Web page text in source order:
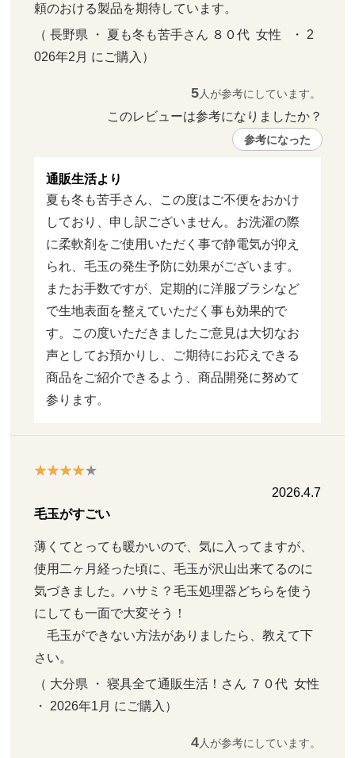
頼のおける製品を期待しています。
（ 長野県 ・ 夏も冬も苦手さん ８０代  女性   ・ 2
026年2月 にご購入）
5人が参考にしています。
このレビューは参考になりましたか？
参考になった
通販生活より
夏も冬も苦手さん、この度はご不便をおかけ
しており、申し訳ございません。お洗濯の際
に柔軟剤をご使用いただく事で静電気が抑え
られ、毛玉の発生予防に効果がございます。
またお手数ですが、定期的に洋服ブラシなど
で生地表面を整えていただく事も効果的で
す。この度いただきましたご意見は大切なお
声としてお預かりし、ご期待にお応えできる
商品をご紹介できるよう、商品開発に努めて
参ります。
2026.4.7
毛玉がすごい
薄くてとっても暖かいので、気に入ってますが、
使用二ヶ月経った頃に、毛玉が沢山出来てるのに
気づきました。ハサミ？毛玉処理器どちらを使う
にしても一面で大変そう！
毛玉ができない方法がありましたら、教えて下
さい。
（ 大分県 ・ 寝具全て通販生活！さん ７０代  女性
・ 2026年1月 にご購入）
4人が参考にしています。